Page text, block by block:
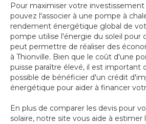
Pour maximiser votre investissement
pouvez l'associer à une pompe à
rendement énergétique global de
pompe utilise l'énergie du soleil pour
peut permettre de réaliser des
à Thionville. Bien que le coût d'une
puisse paraître élevé, il est important
possible de bénéficier d'un crédit
énergétique pour aider à financer
En plus de comparer les devis pour
solaire, notre site vous aide à